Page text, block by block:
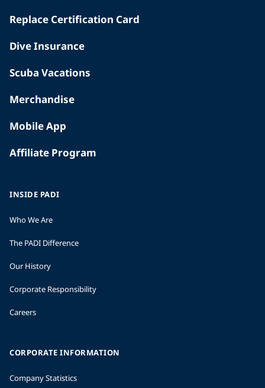
Replace Certification Card
Dive Insurance
Scuba Vacations
Merchandise
Mobile App
Affiliate Program
INSIDE PADI
Who We Are
The PADI Difference
Our History
Corporate Responsibility
Careers
CORPORATE INFORMATION
Company Statistics